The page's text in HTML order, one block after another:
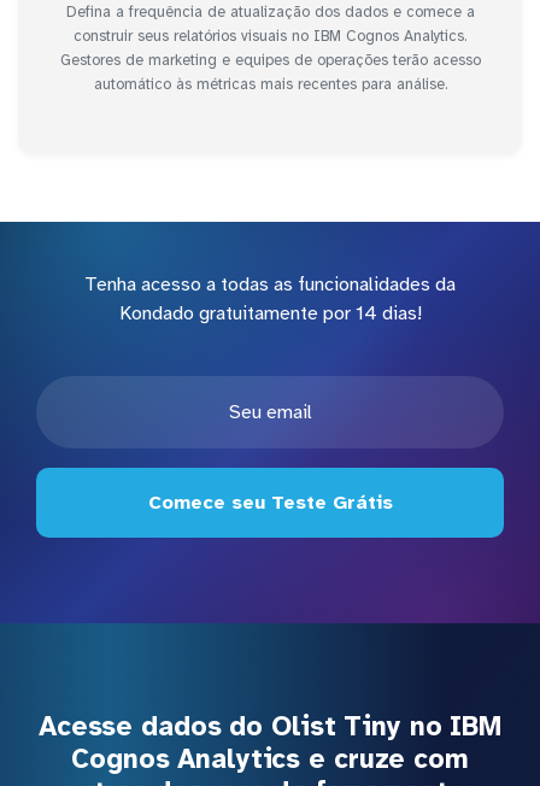
Defina a frequência de atualização dos dados e comece a
construir seus relatórios visuais no IBM Cognos Analytics.
Gestores de marketing e equipes de operações terão acesso
automático às métricas mais recentes para análise.
Tenha acesso a todas as funcionalidades da
Kondado gratuitamente por 14 dias!
Comece seu Teste Grátis
Acesse dados do Olist Tiny no IBM
Cognos Analytics e cruze com